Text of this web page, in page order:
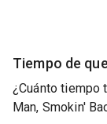
Tiempo de
¿Cuánto tiempo
Man, Smokin'